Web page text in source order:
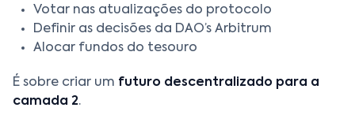
Votar nas atualizações do protocolo
Definir as decisões da DAO’s Arbitrum
Alocar fundos do tesouro
É sobre criar um futuro descentralizado para a
camada 2.